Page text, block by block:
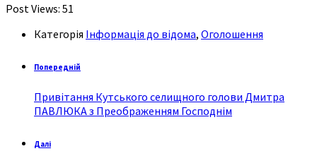
Post Views: 51
Категорія Інформація до відома, Оголошення
Попередній
Привітання Кутського селищного голови Дмитра
ПАВЛЮКА з Преображенням Господнім
Далі